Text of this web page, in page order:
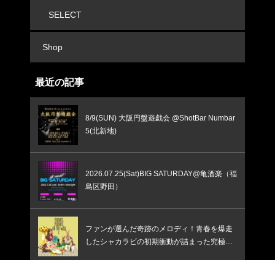
SELECT
Shop
最近の記事
8/9(SUN) 大阪円盤遊戯会 @ShotBar Numbar
5(北新地)
2026.07.25(Sat)BIG SATURDAY@亀酒楽（福
島区野田）
ファンが選んだ奇跡のメロディ！青春を爆走
したシャカラビの初期衝動が詰まった究極の